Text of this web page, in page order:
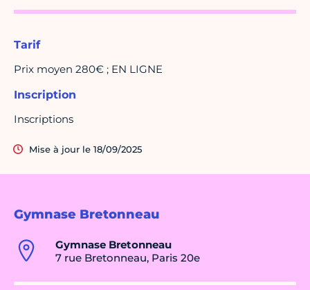
Gymnase Bretonneau
Gymnase Bretonneau
7 rue Bretonneau, Paris 20e
Tarif
Prix moyen 280€ ; EN LIGNE
Inscription
Inscriptions
Mise à jour le 18/09/2025